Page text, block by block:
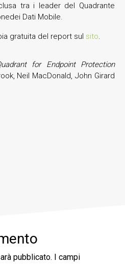
tra i leader del Quadrante
Dati Mobile.
gratuita del report sul sito.
for Endpoint Protection
Neil MacDonald, John Girard
pubblicato.
I campi